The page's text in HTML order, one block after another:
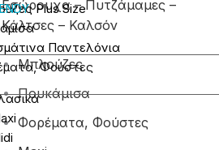
Εσώρουχα – Πυτζάμαμες –
Κάλτσες – Καλσόν
Μπλούζες
Πουκάμισα
Φορέματα, Φούστες
Plus Size
Παντελόνια
Φούστες